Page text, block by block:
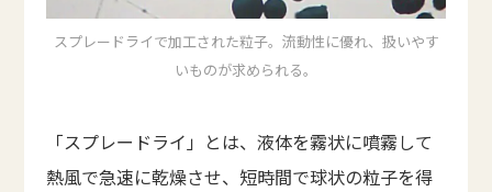
スプレードライで加工された粒子。流動性に優れ、扱いやす
いものが求められる。
「スプレードライ」とは、液体を霧状に噴霧して
熱風で急速に乾燥させ、短時間で球状の粒子を得